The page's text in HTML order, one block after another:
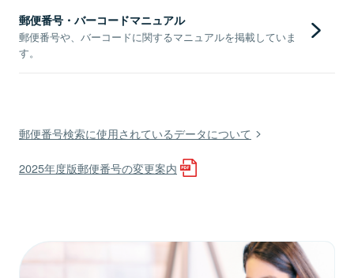
郵便番号・バーコードマニュアル
郵便番号や、バーコードに関するマニュアルを掲載していま
す。
郵便番号検索に使用されているデータについて
2025年度版郵便番号の変更案内